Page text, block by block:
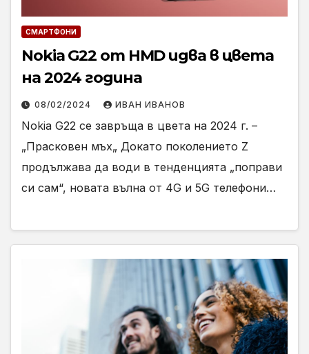
СМАРТФОНИ
Nokia G22 от HMD идва в цвета
на 2024 година
08/02/2024 ИВАН ИВАНОВ
Nokia G22 се завръща в цвета на 2024 г. –
„Прасковен мъх„ Докато поколението Z
продължава да води в тенденцията „поправи
си сам“, новата вълна от 4G и 5G телефони…